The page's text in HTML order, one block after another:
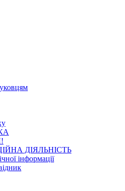
ДІЯЛЬНІСТЬ
інформації